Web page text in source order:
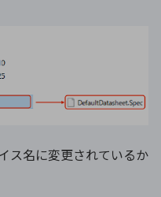
ス名に変更されているか